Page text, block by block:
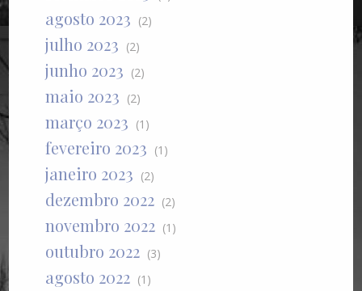
agosto 2023 (2)
julho 2023 (2)
junho 2023 (2)
maio 2023 (2)
março 2023 (1)
fevereiro 2023 (1)
janeiro 2023 (2)
dezembro 2022 (2)
novembro 2022 (1)
outubro 2022 (3)
agosto 2022 (1)